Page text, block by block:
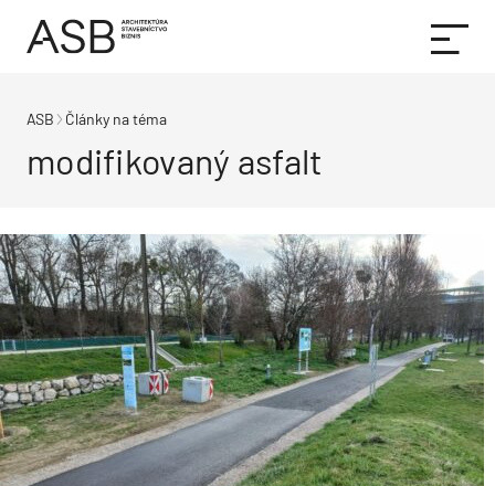
ASB Články na téma
modifikovaný asfalt